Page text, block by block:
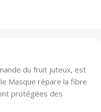
du fruit juteux, est
Masque répare la fibre
protégées des